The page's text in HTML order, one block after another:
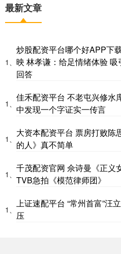
最新文章
1、
炒股配资平台哪个好APP下
映 林孝谦：给足情绪体验
回答
1、
佳禾配资平台 不老屯兴修水
中发现一个字证实一传言
1、
大资本配资平台 票房打败陈
的人》真不简单
1、
千茂配资官网 佘诗曼《正义
TVB急拍《模范律师团》
1、
上证速配平台 “常州首富”汪
压